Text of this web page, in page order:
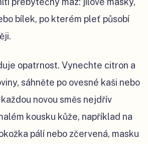
bílek, po kterém pleť působí
opatrnost. Vynechte citron a
sáhněte po ovesné kaši nebo
novou směs nejdřív
kousku kůže, například na
pálí nebo zčervená, masku